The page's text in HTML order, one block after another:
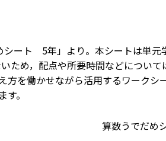
ート 5年」より。本シートは単元
ため，配点や所要時間などについて
を働かせながら活用するワークシ
。
算数うでだめ